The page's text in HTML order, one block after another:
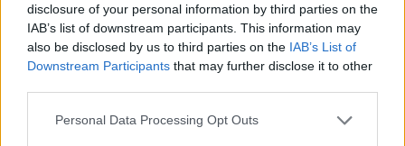
disclosure of your personal information by third parties on the
IAB’s list of downstream participants. This information may
also be disclosed by us to third parties on the IAB’s List of
Downstream Participants that may further disclose it to other
Personal Data Processing Opt Outs